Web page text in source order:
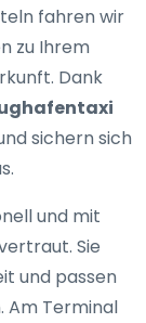
fahren wir
zu Ihrem
Dank
sichern sich
und mit
Sie
und passen
Am Terminal